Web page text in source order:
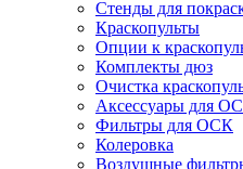
Стенды для
Краскопульты
Опции к
Комплекты дюз
Очистка
Аксессуары для
Фильтры для ОСК
Колеровка
Воздушные